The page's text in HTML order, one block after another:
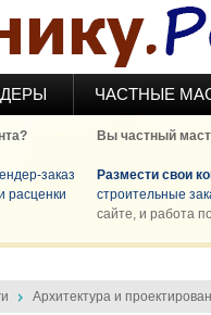
ЧАСТНЫЕ
заказ
расценки
Вы частный
Размести свои
строительные
сайте, и работа
Архитектура и